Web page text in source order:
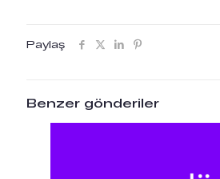
Paylaş
Benzer gönderiler